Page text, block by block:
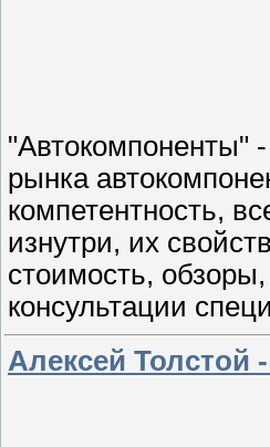
"Автокомпоненты"
рынка
компетентность,
изнутри, их
стоимость,
консультации
Алексей Толстой